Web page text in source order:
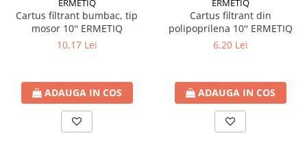
Radiatoare/Calorifere Brise
Heizkorper
Radiatoare de baie Portprosop
RADIATOARE DE BAIE DIN OTEL
PURMO
Radiatoare din aluminiu
ERMETIQ
Cartus filtrant bumbac, tip
mosor 10'' ERMETIQ
10,17 Lei
ADAUGA IN COS
ERMETIQ
Cartus filtrant din
polipoprilena 10'' ERMETIQ
6,20 Lei
ADAUGA IN COS